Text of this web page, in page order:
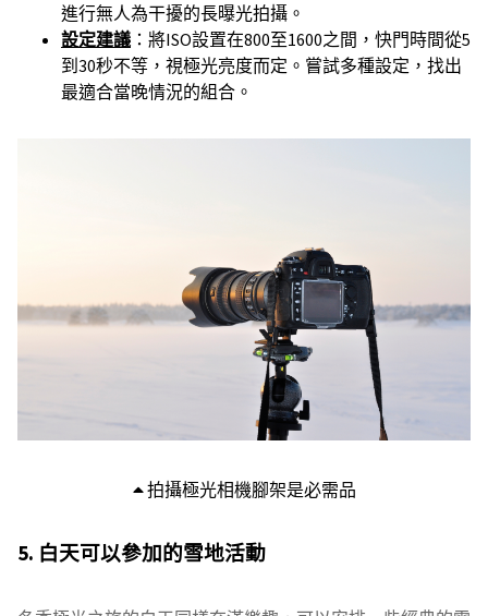
進行無人為干擾的長曝光拍攝。
設定建議 ：將ISO設置在800至1600之間，快門時間從5
到30秒不等，視極光亮度而定。嘗試多種設定，找出
最適合當晚情況的組合。
拍攝極光相機腳架是必需品
5. 白天可以參加的雪地活動